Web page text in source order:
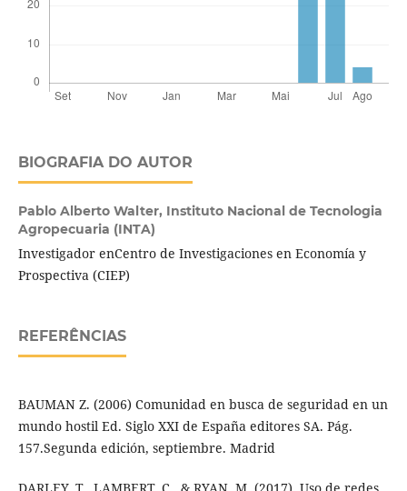
BIOGRAFIA DO AUTOR
Pablo Alberto Walter, Instituto Nacional de Tecnologia
Agropecuaria (INTA)
Investigador enCentro de Investigaciones en Economí­a y
Prospectiva (CIEP)
REFERÊNCIAS
BAUMAN Z. (2006) Comunidad en busca de seguridad en un
mundo hostil Ed. Siglo XXI de España editores SA. Pág.
157.Segunda edición, septiembre. Madrid